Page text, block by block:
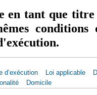
en tant que titre
d’exécution Loi applicable
Domicile